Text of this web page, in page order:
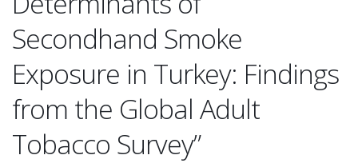
Secondhand Smoke
Exposure in Turkey: Findings
from the Global Adult
Tobacco Survey”